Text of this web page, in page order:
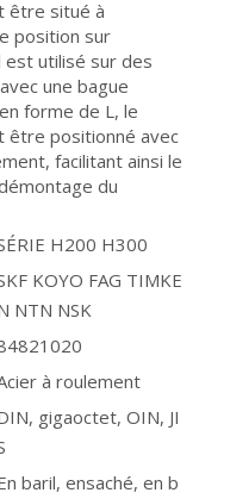
être situé à
position sur
est utilisé sur des
une bague
forme de L, le
être positionné avec
facilitant ainsi le
du
H200 H300
KOYO FAG TIMKE
NTN NSK
à roulement
gigaoctet, OIN, JI
baril, ensaché, en b